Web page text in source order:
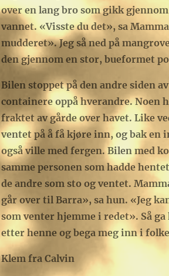
over en lang bro som gikk
vannet. «Visste du det», sa
mudderet». Jeg så ned på
den gjennom en stor, bueformet
Bilen stoppet på den andre siden
containere oppå hverandre. Noen
fraktet av gårde over havet. Like
ventet på å få kjøre inn, og bak en
også ville med fergen. Bilen med
samme personen som hadde
de andre som sto og ventet.
går over til Barra», sa hun. «Jeg
som venter hjemme i redet». Så ga
etter henne og bega meg inn i
Klem fra Calvin